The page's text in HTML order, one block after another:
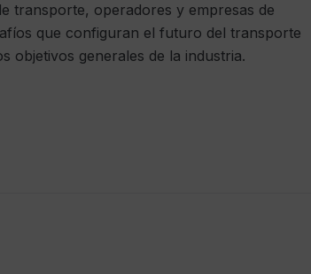
transporte, operadores y empresas de
que configuran el futuro del transporte
objetivos generales de la industria.